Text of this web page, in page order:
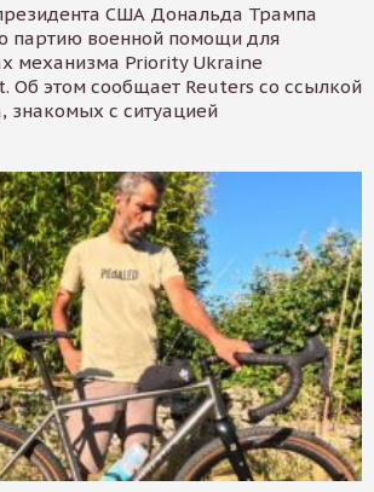
США Дональда Трампа
партию военной помощи для
механизма Priority Ukraine
Об этом сообщает Reuters со ссылкой
знакомых с ситуацией